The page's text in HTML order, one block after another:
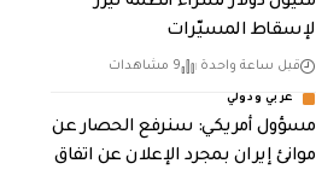
لإسقاط المسيّرات
قبل ساعة واحدة 9 مشاهدات
عربي ودولي
مسؤول أمريكي: سنرفع الحصار عن
موانئ إيران بمجرد الإعلان عن اتفاق